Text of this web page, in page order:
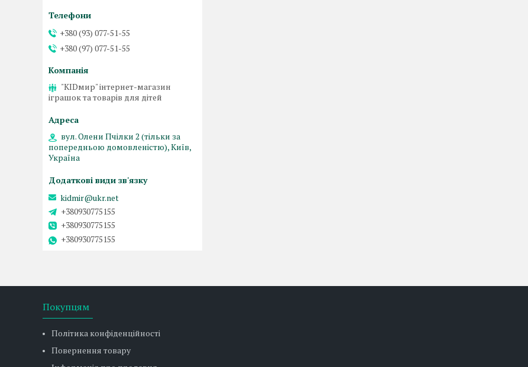
+380 (93) 077-51-55
+380 (97) 077-51-55
"KIDмир" інтернет-магазин
іграшок та товарів для дітей
вул. Олени Пчілки 2 (тільки за
попередньою домовленістю), Київ,
Україна
kidmir@ukr.net
+380930775155
+380930775155
+380930775155
Покупцям
Політика конфіденційності
Повернення товару